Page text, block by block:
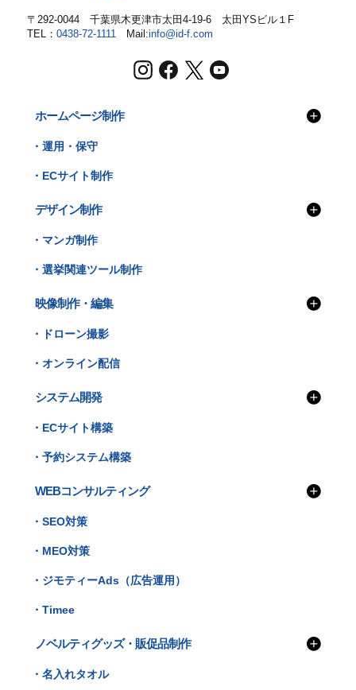
〒292-0044 千葉県木更津市太田4-19-6 太田YSビル１F
TEL： 0438-72-1111 Mail:info@id-f.com
ホームページ制作
・運用・保守
・ECサイト制作
デザイン制作
・マンガ制作
・選挙関連ツール制作
映像制作・編集
・ドローン撮影
・オンライン配信
システム開発
・ECサイト構築
・予約システム構築
WEBコンサルティング
・SEO対策
・MEO対策
・ジモティーAds（広告運用）
・Timee
ノベルティグッズ・販促品制作
・名入れタオル